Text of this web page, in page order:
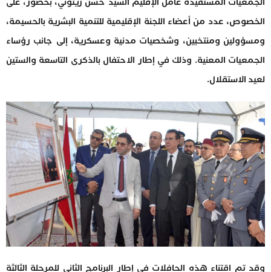
الخصوص، عدد من أعضاء اللجنة الإقليمية للتنمية البشرية بالحسيمة،
ومسؤولين ومنتخبين، وشخصيات مدنية وعسكرية، إلى جانب رؤساء
الجمعيات المعنية. وذلك في إطار الاحتفال بالذكرى التاسعة والستين
لعيد الاستقلال.
وقد تم اقتناء هذه الحافلات في إطار البرنامج الثاني للمرحلة الثالثة